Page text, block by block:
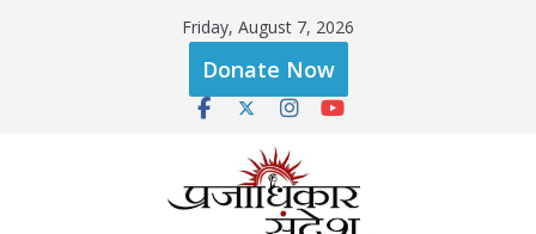
Friday, August 7, 2026
Donate Now